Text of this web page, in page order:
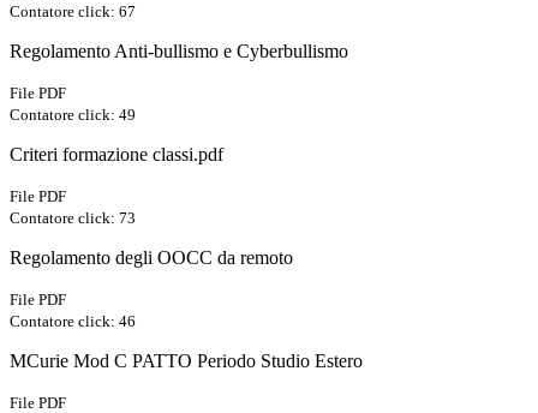
Contatore click: 67
Regolamento Anti-bullismo e Cyberbullismo
File PDF
Contatore click: 49
Criteri formazione classi.pdf
File PDF
Contatore click: 73
Regolamento degli OOCC da remoto
File PDF
Contatore click: 46
MCurie Mod C PATTO Periodo Studio Estero
File PDF